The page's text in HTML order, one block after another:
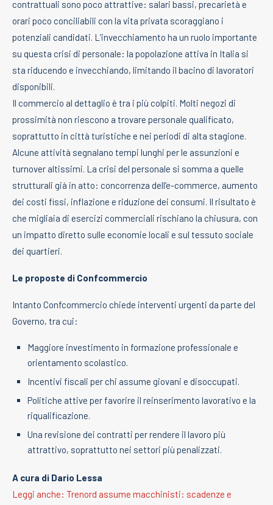
contrattuali sono poco attrattive: salari bassi, precarietà e
orari poco conciliabili con la vita privata scoraggiano i
potenziali candidati. L’invecchiamento ha un ruolo importante
su questa crisi di personale: la popolazione attiva in Italia si
sta riducendo e invecchiando, limitando il bacino di lavoratori
disponibili.
Il commercio al dettaglio è tra i più colpiti. Molti negozi di
prossimità non riescono a trovare personale qualificato,
soprattutto in città turistiche e nei periodi di alta stagione.
Alcune attività segnalano tempi lunghi per le assunzioni e
turnover altissimi. La crisi del personale si somma a quelle
strutturali già in atto: concorrenza dell’e-commerce, aumento
dei costi fissi, inflazione e riduzione dei consumi. Il risultato è
che migliaia di esercizi commerciali rischiano la chiusura, con
un impatto diretto sulle economie locali e sul tessuto sociale
dei quartieri.
Le proposte di Confcommercio
Intanto Confcommercio chiede interventi urgenti da parte del
Governo, tra cui:
Maggiore investimento in formazione professionale e
orientamento scolastico.
Incentivi fiscali per chi assume giovani e disoccupati.
Politiche attive per favorire il reinserimento lavorativo e la
riqualificazione.
Una revisione dei contratti per rendere il lavoro più
attrattivo, soprattutto nei settori più penalizzati.
A cura di Dario Lessa
Leggi anche: Trenord assume macchinisti: scadenze e